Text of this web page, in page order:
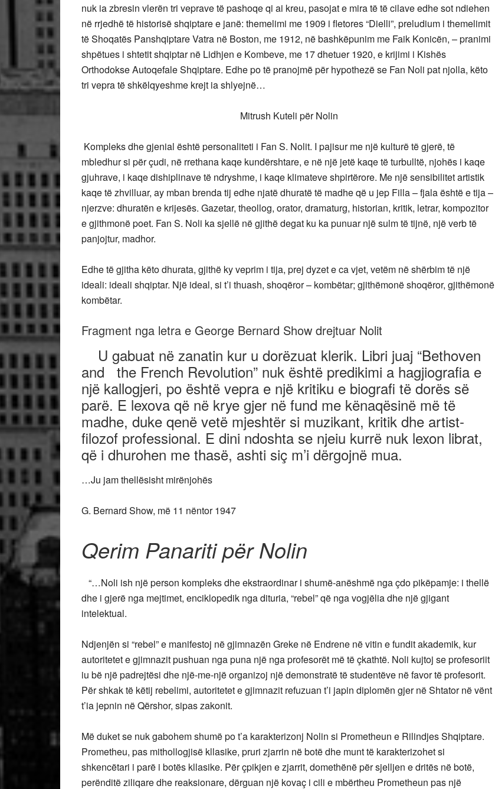
nuk ia zbresin vlerën tri veprave të pashoqe qi ai kreu, pasojat e mira të të cilave edhe sot ndiehen
në rrjedhë të historisë shqiptare e janë: themelimi me 1909 i fletores “Dielli”, preludium i themelimit
të Shoqatës Panshqiptare Vatra në Boston, me 1912, në bashkëpunim me Faik Konicën, – pranimi
shpëtues i shtetit shqiptar në Lidhjen e Kombeve, me 17 dhetuer 1920, e krijimi i Kishës
Orthodokse Autoqefale Shqiptare. Edhe po të pranojmë për hypothezë se Fan Noli pat njolla, këto
tri vepra të shkëlqyeshme krejt ia shlyejnë…
Mitrush Kuteli për Nolin
Kompleks dhe gjenial është personaliteti i Fan S. Nolit. I pajisur me një kulturë të gjerë, të
mbledhur si për çudi, në rrethana kaqe kundërshtare, e në një jetë kaqe të turbulltë, njohës i kaqe
gjuhrave, i kaqe dishiplinave të ndryshme, i kaqe klimateve shpirtërore. Me një sensibilitet artistik
kaqe të zhvilluar, ay mban brenda tij edhe njatë dhuratë të madhe që u jep Filla – fjala është e tija –
njerzve: dhuratën e krijesës. Gazetar, theollog, orator, dramaturg, historian, kritik, letrar, kompozitor
e gjithmonë poet. Fan S. Noli ka sjellë në gjithë degat ku ka punuar një sulm të tijnë, një verb të
panjojtur, madhor.
Edhe të gjitha këto dhurata, gjithë ky veprim i tija, prej dyzet e ca vjet, vetëm në shërbim të një
ideali: ideali shqiptar. Një ideal, si t’i thuash, shoqëror – kombëtar; gjithëmonë shoqëror, gjithëmonë
kombëtar.
Fragment nga letra e George Bernard Show drejtuar Nolit
U gabuat në zanatin kur u dorëzuat klerik. Libri juaj “Bethoven
and the French Revolution” nuk është predikimi a hagjiografia e
një kallogjeri, po është vepra e një kritiku e biografi të dorës së
parë. E lexova që në krye gjer në fund me kënaqësinë më të
madhe, duke qenë vetë mjeshtër si muzikant, kritik dhe artist-
filozof professional. E dini ndoshta se njeiu kurrë nuk lexon librat,
që i dhurohen me thasë, ashti siç m’i dërgojnë mua.
…Ju jam thellësisht mirënjohës
G. Bernard Show, më 11 nëntor 1947
Qerim Panariti për Nolin
“…Noli ish një person kompleks dhe ekstraordinar i shumë-anëshmë nga çdo pikëpamje: i thellë
dhe i gjerë nga mejtimet, enciklopedik nga dituria, “rebel” që nga vogjëlia dhe një gjigant
intelektual.
Ndjenjën si “rebel” e manifestoj në gjimnazën Greke në Endrene në vitin e fundit akademik, kur
autoritetet e gjimnazit pushuan nga puna një nga profesorët më të çkathtë. Noli kujtoj se profesoriit
iu bë një padrejtësi dhe një-me-një organizoj një demonstratë të studentëve në favor të profesorit.
Për shkak të këtij rebelimi, autoritetet e gjimnazit refuzuan t’i japin diplomën gjer në Shtator në vënt
t’ia jepnin në Qërshor, sipas zakonit.
Më duket se nuk gabohem shumë po t’a karakterizonj Nolin si Prometheun e Rilindjes Shqiptare.
Prometheu, pas mithollogjisë kllasike, pruri zjarrin në botë dhe munt të karakterizohet si
shkencëtari i parë i botës kllasike. Për çpikjen e zjarrit, domethënë për sjelljen e dritës në botë,
perënditë ziliqare dhe reaksionare, dërguan një kovaç i cili e mbërtheu Prometheun pas një